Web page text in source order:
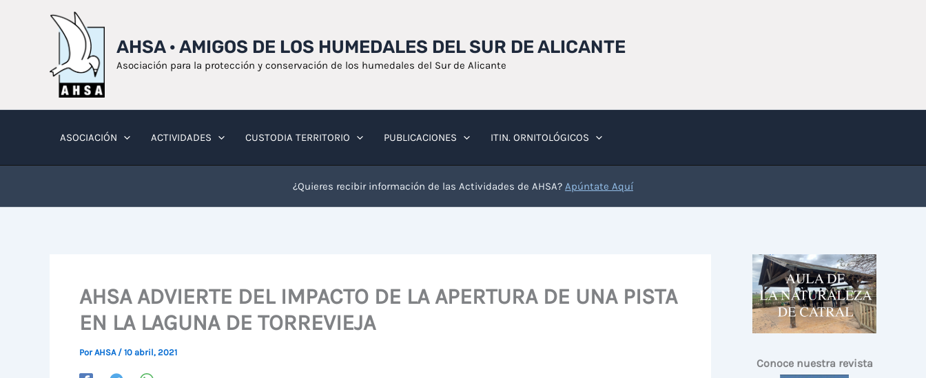
AHSA · AMIGOS DE LOS HUMEDALES DEL SUR DE ALICANTE
Asociación para la protección y conservación de los humedales del Sur de Alicante
ASOCIACIÓN ACTIVIDADES CUSTODIA TERRITORIO PUBLICACIONES ITIN. ORNITOLÓGICOS
¿Quieres recibir información de las Actividades de AHSA? Apúntate Aquí
AHSA ADVIERTE DEL IMPACTO DE LA APERTURA DE UNA PISTA
EN LA LAGUNA DE TORREVIEJA
PorAHSA / 10 abril, 2021
Conoce nuestra revista